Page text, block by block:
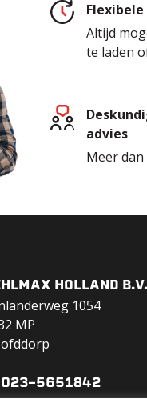
Altijd
te laden
advies
Meer
HOLLAND B.V.
1054
MP
023-5651842